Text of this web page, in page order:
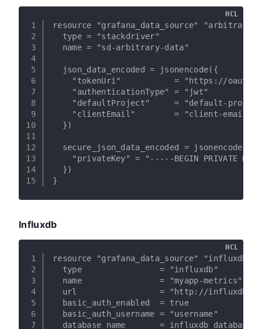
1
2
3
4
5
6
7
8
9
10
11
12
13
14
15
resource "grafana_data_source" "arbitrary-
  type = "stackdriver"
  name = "sd-arbitrary-data"
  json_data_encoded = jsonencode({
"tokenUri"           = "https://
    "authenticationType" = "jwt"
"defaultProject"     = "default-
"clientEmail"        = "client-
  })
  secure_json_data_encoded = jsonencode({
"privateKey" = "-----BEGIN PRIVATE
  })
}
HCL
Influxdb
1
2
3
4
5
6
7
resource "grafana_data_source" "influxdb" {
  type                = "influxdb"
  name                = "myapp-metrics"
url                 = "http://
  basic_auth_enabled  = true
  basic_auth_username = "username"
database_name       =
HCL